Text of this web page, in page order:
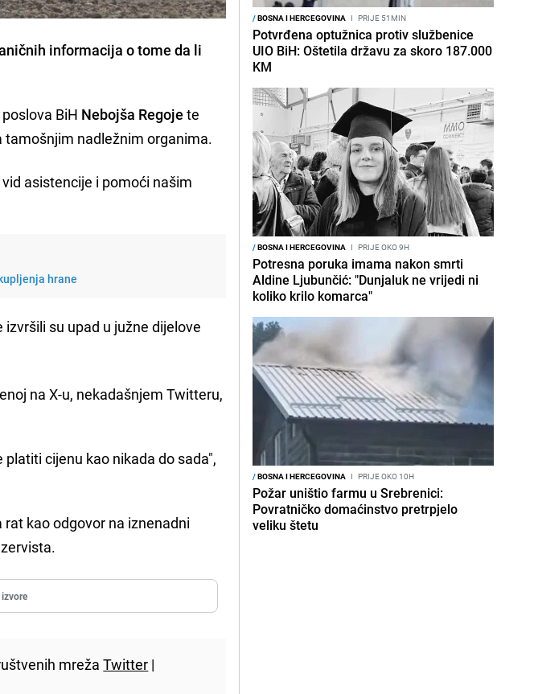
informacija o tome da li
BiH Nebojša Regoje te
tamošnjim nadležnim organima.
asistencije i pomoći našim
hrane
su upad u južne dijelove
na X-u, nekadašnjem Twitteru,
cijenu kao nikada do sada",
kao odgovor na iznenadni
mrežaTwitter |
/BOSNA I HERCEGOVINA I PRIJE 51MIN
Potvrđena optužnica protiv službenice
UIO BiH: Oštetila državu za skoro 187.000
KM
/BOSNA I HERCEGOVINA I PRIJE OKO 9H
Potresna poruka imama nakon smrti
Aldine Ljubunčić: "Dunjaluk ne vrijedi ni
koliko krilo komarca"
/BOSNA I HERCEGOVINA I PRIJE OKO 10H
Požar uništio farmu u Srebrenici:
Povratničko domaćinstvo pretrpjelo
veliku štetu